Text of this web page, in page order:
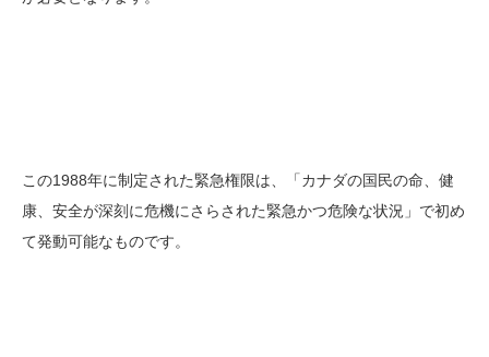
この1988年に制定された緊急権限は、「カナダの国民の命、健
康、安全が深刻に危機にさらされた緊急かつ危険な状況」で初め
て発動可能なものです。